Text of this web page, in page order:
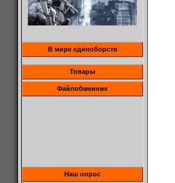
В мире единоборств
Товары
Файлобменник
Наш опрос